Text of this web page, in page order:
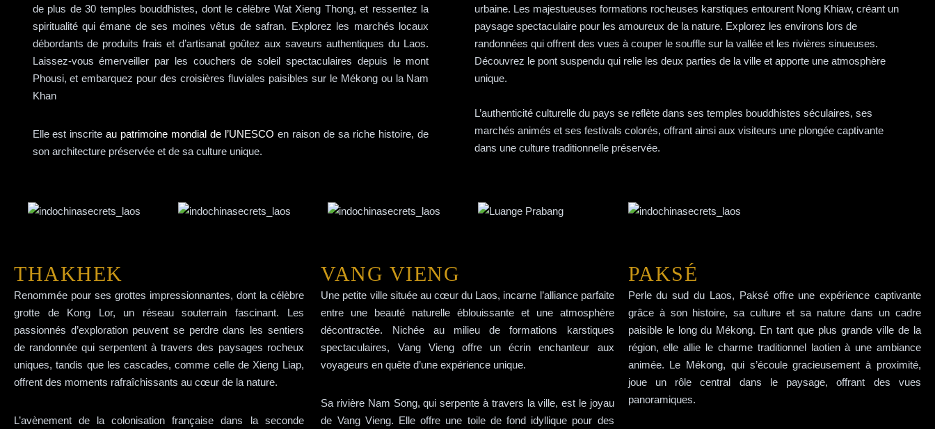
de plus de 30 temples bouddhistes, dont le célèbre Wat Xieng Thong, et ressentez la
spiritualité qui émane de ses moines vêtus de safran. Explorez les marchés locaux
débordants de produits frais et d’artisanat goûtez aux saveurs authentiques du Laos.
Laissez-vous émerveiller par les couchers de soleil spectaculaires depuis le mont
Phousi, et embarquez pour des croisières fluviales paisibles sur le Mékong ou la Nam
Khan
Elle est inscrite au patrimoine mondial de l’UNESCO en raison de sa riche histoire, de
son architecture préservée et de sa culture unique.
urbaine. Les majestueuses formations rocheuses karstiques entourent Nong Khiaw, créant un
paysage spectaculaire pour les amoureux de la nature. Explorez les environs lors de
randonnées qui offrent des vues à couper le souffle sur la vallée et les rivières sinueuses.
Découvrez le pont suspendu qui relie les deux parties de la ville et apporte une atmosphère
unique.
L’authenticité culturelle du pays se reflète dans ses temples bouddhistes séculaires, ses
marchés animés et ses festivals colorés, offrant ainsi aux visiteurs une plongée captivante
dans une culture traditionnelle préservée.
THAKHEK
Renommée pour ses grottes impressionnantes, dont la célèbre
grotte de Kong Lor, un réseau souterrain fascinant. Les
passionnés d’exploration peuvent se perdre dans les sentiers
de randonnée qui serpentent à travers des paysages rocheux
uniques, tandis que les cascades, comme celle de Xieng Liap,
offrent des moments rafraîchissants au cœur de la nature.
L’avènement de la colonisation française dans la seconde
VANG VIENG
Une petite ville située au cœur du Laos, incarne l’alliance parfaite
entre une beauté naturelle éblouissante et une atmosphère
décontractée. Nichée au milieu de formations karstiques
spectaculaires, Vang Vieng offre un écrin enchanteur aux
voyageurs en quête d’une expérience unique.
Sa rivière Nam Song, qui serpente à travers la ville, est le joyau
de Vang Vieng. Elle offre une toile de fond idyllique pour des
PAKSÉ
Perle du sud du Laos, Paksé offre une expérience captivante
grâce à son histoire, sa culture et sa nature dans un cadre
paisible le long du Mékong. En tant que plus grande ville de la
région, elle allie le charme traditionnel laotien à une ambiance
animée. Le Mékong, qui s’écoule gracieusement à proximité,
joue un rôle central dans le paysage, offrant des vues
panoramiques.